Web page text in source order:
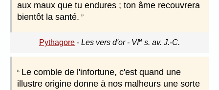
aux maux que tu endures ; ton âme recouvrera
bientôt la santé.
Pythagore - Les vers d'or - VIe s. av. J.-C.
Le comble de l'infortune, c'est quand une
illustre origine donne à nos malheurs une sorte